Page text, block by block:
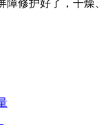
修护好了，干